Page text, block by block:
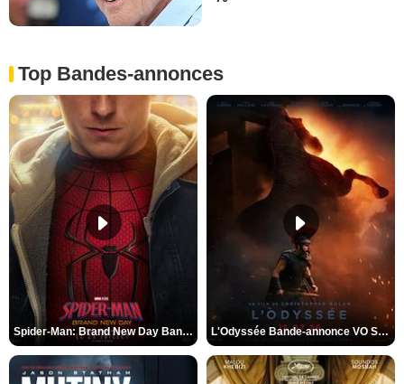
Top Bandes-annonces
Spider-Man: Brand New Day Bande-annonce VO STFR L'Odyssée Bande-annonce VO STFR